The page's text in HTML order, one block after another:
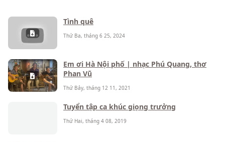
Tình quê
Thứ Ba, tháng 6 25, 2024
Em ơi Hà Nội phố | nhạc Phú Quang, thơ
Phan Vũ
Thứ Bảy, tháng 12 11, 2021
Tuyển tập ca khúc giọng trưởng
Thứ Hai, tháng 4 08, 2019